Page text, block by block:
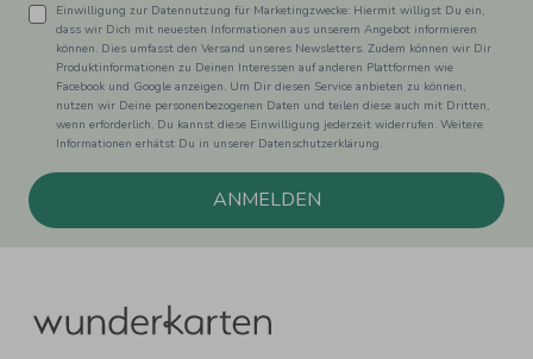
Einwilligung zur Datennutzung für Marketingzwecke: Hiermit willigst Du ein,
dass wir Dich mit neuesten Informationen aus unserem Angebot informieren
können. Dies umfasst den Versand unseres Newsletters. Zudem können wir Dir
Produktinformationen zu Deinen Interessen auf anderen Plattformen wie
Facebook und Google anzeigen. Um Dir diesen Service anbieten zu können,
nutzen wir Deine personenbezogenen Daten und teilen diese auch mit Dritten,
wenn erforderlich. Du kannst diese Einwilligung jederzeit widerrufen. Weitere
Informationen erhätst Du in unserer Datenschutzerklärung.
ANMELDEN